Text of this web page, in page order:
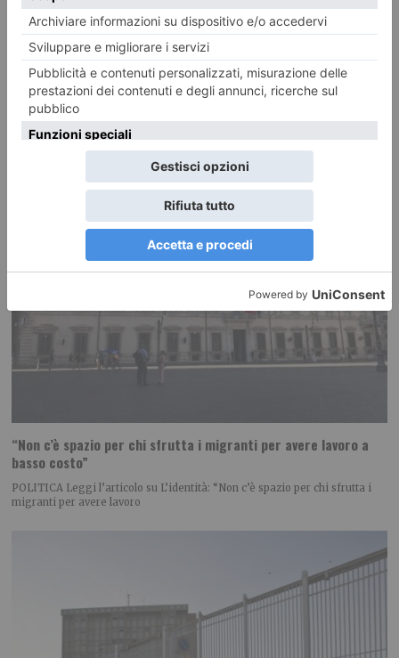
L’economia torinese continua a crescere meno rispetto alle
altre città
Giachino: “Se non arrivava la 500 ibrida, dove saremmo? Caro Direttore, a
contar musse, prima o
“Non c’è spazio per chi sfrutta i migranti per avere lavoro a
basso costo”
POLITICA Leggi l’articolo su L’identità: “Non c’è spazio per chi sfrutta i
migranti per avere lavoro